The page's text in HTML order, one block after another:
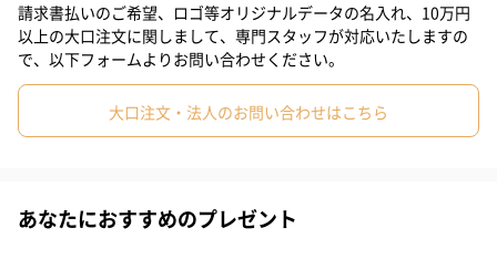
は、いつも愛用いただいている方にもおすすめのキットです。
#20代前半 #20代後半 #30代 #40代 #50代 #60代
#70代 #80代 #90代
請求書払いのご希望、ロゴ等オリジナルデータの名入れ、10万円
以上の大口注文に関しまして、専門スタッフが対応いたしますの
で、以下フォームよりお問い合わせください。
大口注文・法人のお問い合わせはこちら
あなたにおすすめのプレゼント